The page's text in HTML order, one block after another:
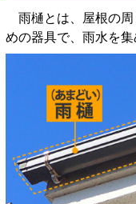
雨樋とは、屋根の周
めの器具で、雨水を